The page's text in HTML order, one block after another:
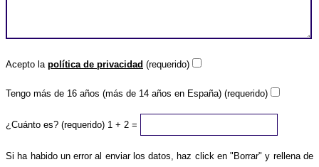
Acepto la política de privacidad (requerido)
Tengo más de 16 años (más de 14 años en España) (requerido)
¿Cuánto es? (requerido) 1 + 2 =
Si ha habido un error al enviar los datos, haz click en "Borrar" y rellena de